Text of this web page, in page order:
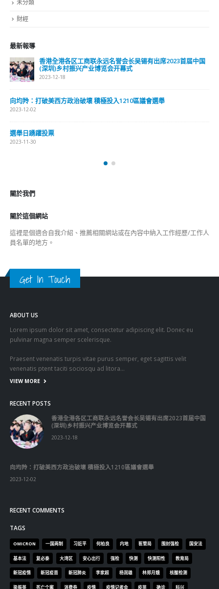
未分類
財經
最新報導
香港全港各区工商联永远名誉会长吴锡有出席2023首届中国
(深圳)乡村振兴产业博览会开幕式
2023-12-18
向均羚：打破美西方政治破壞 積極投入1210區議會選舉
2023-12-02
選舉日踴躍投票
2023-11-30
關於我們
關於這個網站
這裡是個適合自我介紹、推薦相關網站或在內容中納入工作經歷/工作人
員名單的地方。
Get In Touch
ABOUT US
Lorem ipsum dolor sit amet, consectetur adipiscing elit. Donec eu
pulvinar magna semper scelerisque.
Praesent venenatis turpis vitae purus semper, eget sagittis velit
venenatis ptent taciti sociosqu ad litora…
VIEW MORE
RECENT POSTS
香港全港各区工商联永远名誉会长吴锡有出席2023首届中国
(深圳)乡村振兴产业博览会开幕式
2023-12-18
向均羚：打破美西方政治破壞 積極投入1210區議會選舉
2023-12-02
RECENT COMMENTS
TAGS
OMICRON 一国两制 习近平 何柏良 内地 医管局 围封强检 国安法
基本法 复必泰 大湾区 安心出行 强检 快测 快测阳性 教育局
新冠疫情 新冠疫苗 新冠肺炎 李家超 杨润雄 林郑月娥 核酸检测
梁振英 死亡个案 消费券 疫情 疫情记者会 疫苗 确诊 科兴